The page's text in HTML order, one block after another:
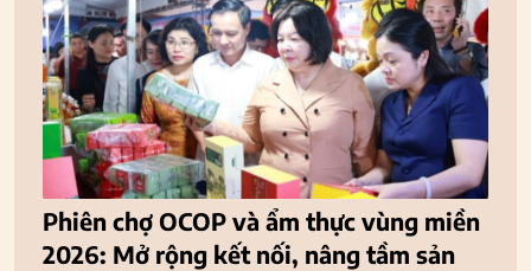
Phiên chợ OCOP và ẩm thực vùng miền
2026: Mở rộng kết nối, nâng tầm sản